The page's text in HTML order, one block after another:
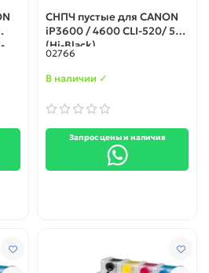
СНПЧ пустые для CANON
iP3600 / 4600 CLI-520/ 521
(Hi-Black)
02766
В наличии ✓
Запрос цены и наличия